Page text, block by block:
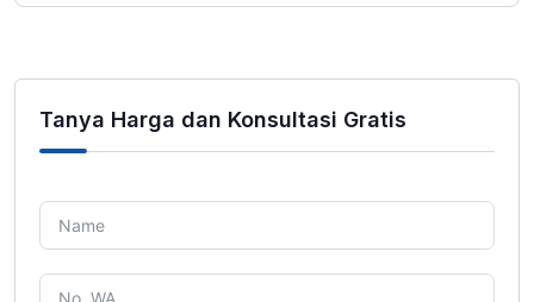
Tanya Harga dan Konsultasi Gratis